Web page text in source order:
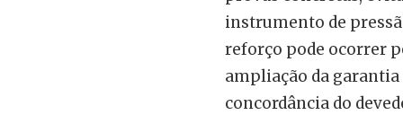
instrumento de
reforço pode ocorrer
ampliação da garantia
concordância do